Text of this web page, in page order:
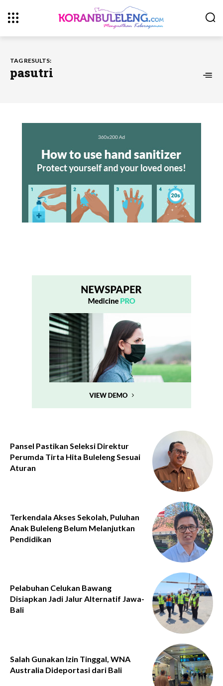
TAG RESULTS:
pasutri
Pansel Pastikan Seleksi Direktur
Perumda Tirta Hita Buleleng Sesuai
Aturan
Terkendala Akses Sekolah, Puluhan
Anak Buleleng Belum Melanjutkan
Pendidikan
Pelabuhan Celukan Bawang
Disiapkan Jadi Jalur Alternatif Jawa-
Bali
Salah Gunakan Izin Tinggal, WNA
Australia Dideportasi dari Bali